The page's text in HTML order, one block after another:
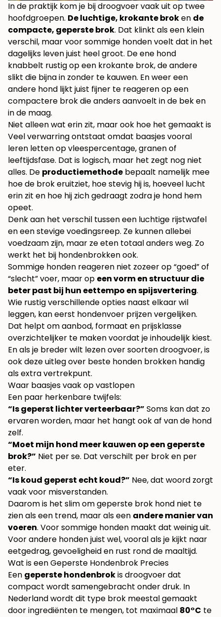
In de praktijk kom je bij droogvoer vaak uit op twee
hoofdgroepen. De luchtige, krokante broken de
compacte, geperste brok. Dat klinkt als een klein
verschil, maar voor sommige honden voelt dat in het
dagelijks leven juist heel groot. De ene hond
knabbelt rustig op een krokante brok, de andere
slikt die bijna in zonder te kauwen. En weer een
andere hond lijkt juist fijner te reageren op een
compactere brok die anders aanvoelt in de bek en
in de maag.
Niet alleen wat erin zit, maar ook hoe het gemaakt is
Veel verwarring ontstaat omdat baasjes vooral
leren letten op vleespercentage, granen of
leeftijdsfase. Dat is logisch, maar het zegt nog niet
alles. De productiemethode bepaalt namelijk mee
hoe de brok eruitziet, hoe stevig hij is, hoeveel lucht
erin zit en hoe hij zich gedraagt zodra je hond hem
opeet.
Denk aan het verschil tussen een luchtige rijstwafel
en een stevige voedingsreep. Ze kunnen allebei
voedzaam zijn, maar ze eten totaal anders weg. Zo
werkt het bij hondenbrokken ook.
Sommige honden reageren niet zozeer op “goed” of
“slecht” voer, maar op een vorm en structuur die
beter past bij hun eettempo en spijsvertering.
Wie rustig verschillende opties naast elkaar wil
leggen, kan eerst hondenvoer prijzen vergelijken.
Dat helpt om aanbod, formaat en prijsklasse
overzichtelijker te maken voordat je inhoudelijk kiest.
En als je breder wilt lezen over soorten droogvoer, is
ook deze uitleg over beste honden brokken handig
als extra vertrekpunt.
Waar baasjes vaak op vastlopen
Een paar herkenbare twijfels:
“Is geperst lichter verteerbaar?” Soms kan dat zo
ervaren worden, maar het hangt ook af van de hond
zelf.
“Moet mijn hond meer kauwen op een geperste
brok?” Niet per se. Dat verschilt per brok en per
eter.
“Is koud geperst echt koud?” Nee, dat woord zorgt
vaak voor misverstanden.
Daarom is het slim om geperste brok hond niet te
zien als een trend, maar als een andere manier van
voeren. Voor sommige honden maakt dat weinig uit.
Voor andere honden juist wel, vooral als je kijkt naar
eetgedrag, gevoeligheid en rust rond de maaltijd.
Wat is een Geperste Hondenbrok Precies
Een geperste hondenbrokis droogvoer dat
compact wordt samengebracht onder druk. In
Nederland wordt dit type brok meestal gemaakt
door ingrediënten te mengen, tot maximaal 80°C te